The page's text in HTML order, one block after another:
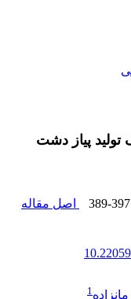
تولید پیاز دشت
389-397
اصل مقاله
1